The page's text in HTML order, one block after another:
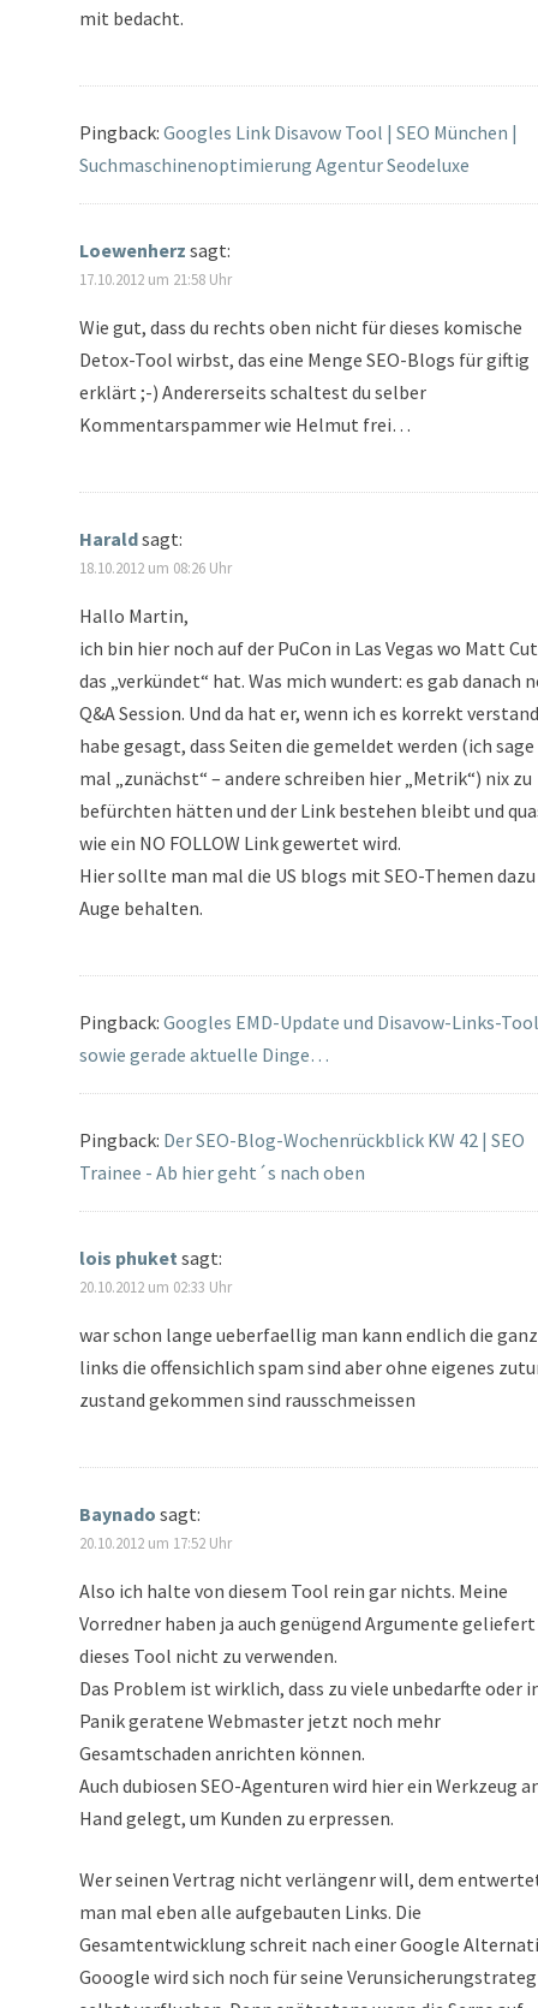
mit bedacht.
Pingback: Googles Link Disavow Tool | SEO München |
Suchmaschinenoptimierung Agentur Seodeluxe
Loewenherz sagt:
17.10.2012 um 21:58 Uhr
Wie gut, dass du rechts oben nicht für dieses komische
Detox-Tool wirbst, das eine Menge SEO-Blogs für giftig
erklärt ;-) Andererseits schaltest du selber
Kommentarspammer wie Helmut frei…
Haraldsagt:
18.10.2012 um 08:26 Uhr
Hallo Martin,
ich bin hier noch auf der PuCon in Las Vegas wo Matt
das „verkündet“ hat. Was mich wundert: es gab danach
Q&A Session. Und da hat er, wenn ich es korrekt
habe gesagt, dass Seiten die gemeldet werden (ich
mal „zunächst“ – andere schreiben hier „Metrik“) nix zu
befürchten hätten und der Link bestehen bleibt und
wie ein NO FOLLOW Link gewertet wird.
Hier sollte man mal die US blogs mit SEO-Themen
Auge behalten.
Pingback: Googles EMD-Update und Disavow-Links-Tool
sowie gerade aktuelle Dinge…
Pingback: Der SEO-Blog-Wochenrückblick KW 42 | SEO
Trainee - Ab hier geht´s nach oben
lois phuket sagt:
20.10.2012 um 02:33 Uhr
war schon lange ueberfaellig man kann endlich die
links die offensichlich spam sind aber ohne eigenes
zustand gekommen sind rausschmeissen
Baynado sagt:
20.10.2012 um 17:52 Uhr
Also ich halte von diesem Tool rein gar nichts. Meine
Vorredner haben ja auch genügend Argumente
dieses Tool nicht zu verwenden.
Das Problem ist wirklich, dass zu viele unbedarfte oder
Panik geratene Webmaster jetzt noch mehr
Gesamtschaden anrichten können.
Auch dubiosen SEO-Agenturen wird hier ein Werkzeug
Hand gelegt, um Kunden zu erpressen.
Wer seinen Vertrag nicht verlängenr will, dem
man mal eben alle aufgebauten Links. Die
Gesamtentwicklung schreit nach einer Google
Gooogle wird sich noch für seine